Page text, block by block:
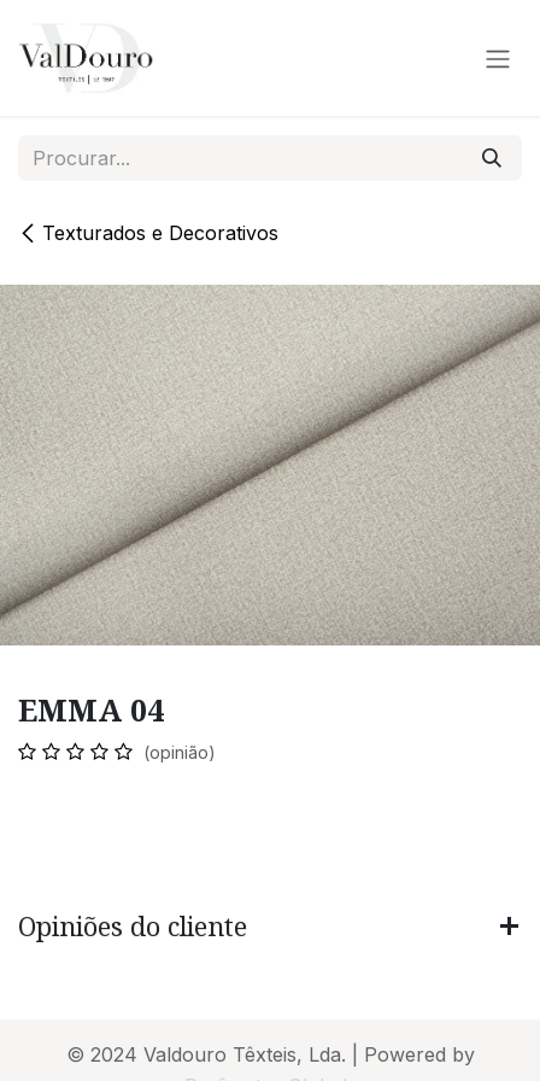
Texturados e Decorativos
EMMA 04
(opinião)
Opiniões do cliente
© 2024 Valdouro Têxteis, Lda. | Powered by